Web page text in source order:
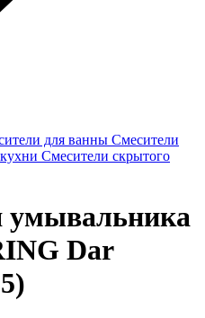
для ванны Смесители
Смесители скрытого
умывальника
Dar